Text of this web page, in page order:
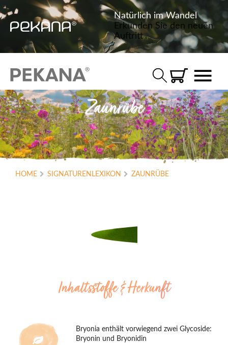
Natürlich im Wandel
Erkunden Sie den neuen
Auftritt
Zaunrübe
HOME SIGNATURENLEXIKON ZAUNRÜBE
Inhaltsstoffe & Herkunft
Bryonia enthält vorwiegend zwei Glycoside:
Bryonin und Bryonidin